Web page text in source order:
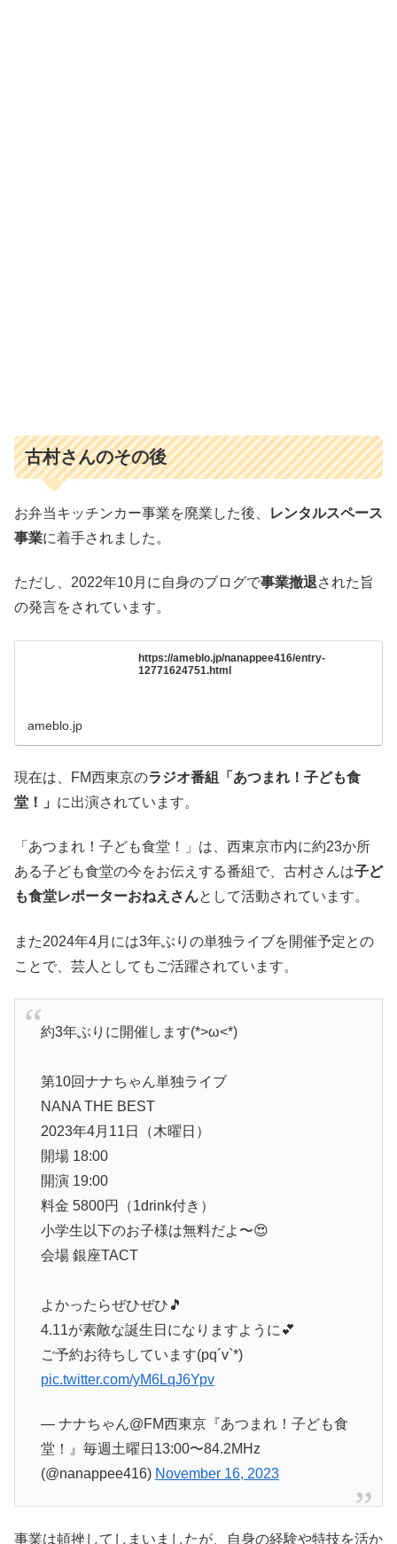
古村さんのその後
お弁当キッチンカー事業を廃業した後、
レンタルスペース
事業に着手されました。
ただし、2022年10月に自身のブログで事業撤退された旨
の発言をされています。
https://ameblo.jp/nanappee416/entry-
12771624751.html
ameblo.jp
現在は、FM西東京のラジオ番組「あつまれ！子ども食
堂！」 に出演されています。
「あつまれ！子ども食堂！」は、西東京市内に約23か所
ある子ども食堂の今をお伝えする番組で、古村さんは子ど
も食堂レポーターおねえさんとして活動されています。
また2024年4月には3年ぶりの単独ライブを開催予定との
ことで、芸人としてもご活躍されています。
約3年ぶりに開催します(*>ω<*)
第10回ナナちゃん単独ライブ
NANA THE BEST
2023年4月11日（木曜日）
開場 18:00
開演 19:00
料金 5800円（1drink付き）
小学生以下のお子様は無料だよ〜😍
会場 銀座TACT
よかったらぜひぜひ🎵
4.11が素敵な誕生日になりますように💕
ご予約お待ちしています(pq´v`*)
pic.twitter.com/yM6LqJ6Ypv
— ナナちゃん@FM西東京『あつまれ！子ども食
堂！』毎週土曜日13:00〜84.2MHz
(@nanappee416) November 16, 2023
事業は頓挫してしまいましたが、自身の経験や特技を活か